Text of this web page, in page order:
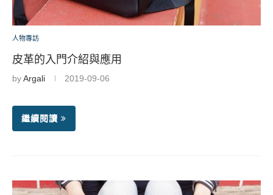
人物專訪
皮革的入門介紹與應用
byArgali 2019-09-06
繼續閱讀